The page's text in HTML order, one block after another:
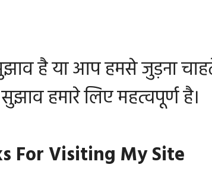
है या आप हमसे जुड़ना
हमारे लिए महत्वपूर्ण है।
For Visiting My Site